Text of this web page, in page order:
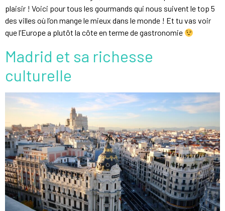
plaisir ! Voici pour tous les gourmands qui nous suivent le top 5
des villes où l’on mange le mieux dans le monde ! Et tu vas voir
que l’Europe a plutôt la côte en terme de gastronomie
Madrid et sa richesse
culturelle